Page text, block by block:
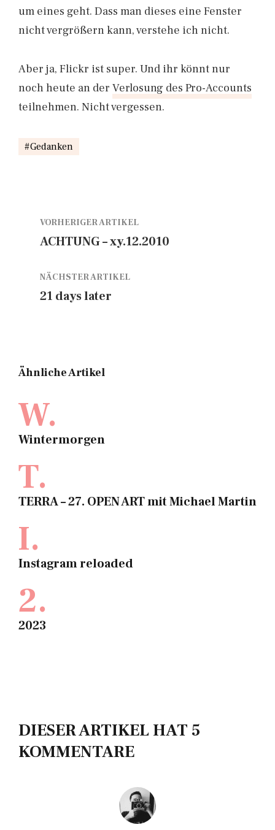
um eines geht. Dass man dieses eine Fenster
nicht vergrößern kann, verstehe ich nicht.
Aber ja, Flickr ist super. Und ihr könnt nur
noch heute an der Verlosung des Pro-Accounts
teilnehmen. Nicht vergessen.
Gedanken
VORHERIGER ARTIKEL
ACHTUNG – xy.12.2010
NÄCHSTER ARTIKEL
21 days later
Ähnliche Artikel
W.
Wintermorgen
T.
TERRA – 27. OPEN ART mit Michael Martin
I.
Instagram reloaded
2.
2023
DIESER ARTIKEL HAT 5
KOMMENTARE